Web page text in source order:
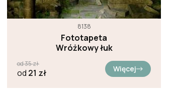
8138
Fototapeta
Wróżkowy łuk
od35zł
od 21 zł Więcej